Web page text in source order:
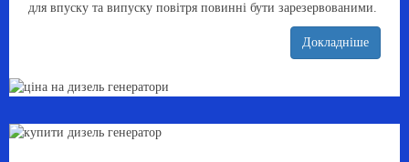
для впуску та випуску повітря повинні бути зарезервованими.
Докладніше